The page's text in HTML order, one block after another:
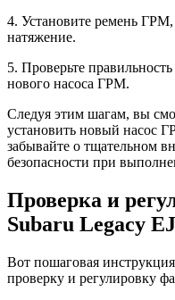
4. Установите ремень
натяжение.
5. Проверьте
нового насоса ГРМ.
Следуя этим шагам, вы
установить новый насос
забывайте о тщательном
безопасности при
Проверка и
Subaru Legacy
Вот пошаговая
проверку и регулировку